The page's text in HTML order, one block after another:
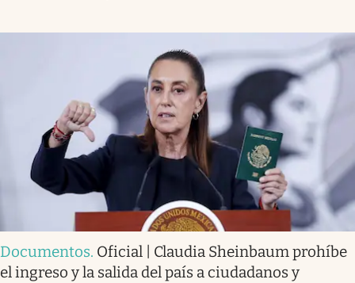
Documentos. Oficial | Claudia Sheinbaum prohíbe
el ingreso y la salida del país a ciudadanos y